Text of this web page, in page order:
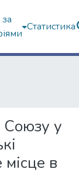
Статистика
Союзу у
в